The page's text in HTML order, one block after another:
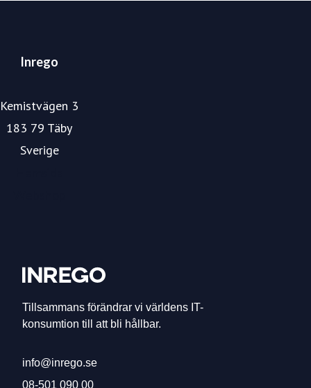
Inrego
Kemistvägen 3
183 79 Täby
Sverige